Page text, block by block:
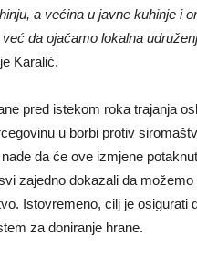
a većina u javne kuhinje i
da ojačamo lokalna
Karalić.
pred istekom roka trajanja
u borbi protiv
da će ove izmjene
zajedno dokazali da
Istovremeno, cilj je osigurati
za doniranje hrane.